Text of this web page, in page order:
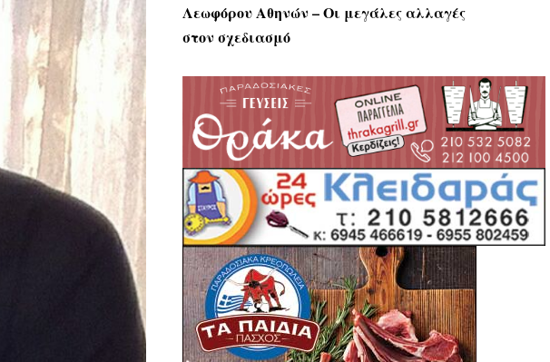
Λεωφόρου Αθηνών – Οι μεγάλες αλλαγές
στον σχεδιασμό